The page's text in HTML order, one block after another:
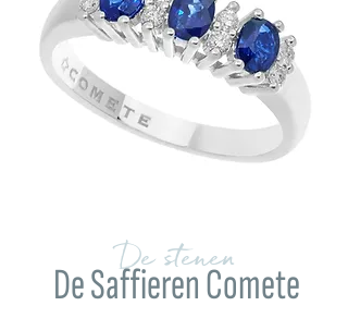
De stenen
De Saffieren Comete